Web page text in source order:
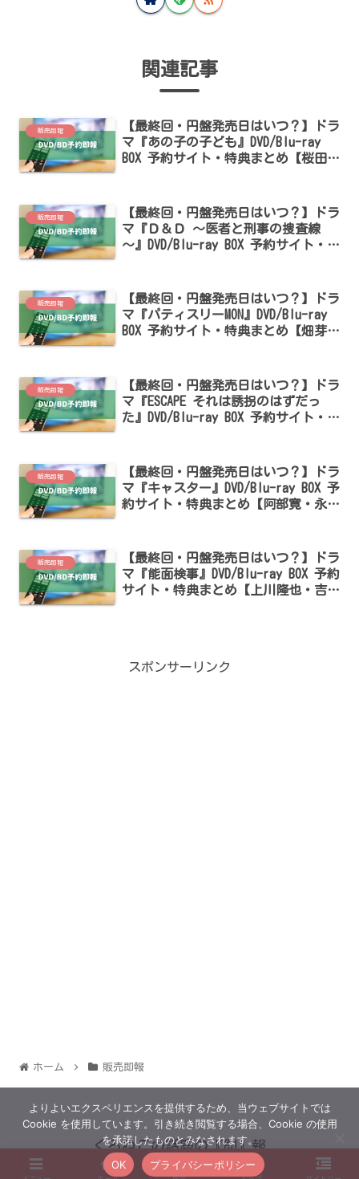
関連記事
販売即報
【最終回・円盤発売日はいつ？】ドラ
マ『あの子の子ども』DVD/Blu-ray
BOX 予約サイト・特典まとめ【桜田ひ
販売即報
【最終回・円盤発売日はいつ？】ドラ
マ『Ｄ＆Ｄ ～医者と刑事の捜査線
～』DVD/Blu-ray BOX 予約サイト・特
販売即報
【最終回・円盤発売日はいつ？】ドラ
マ『パティスリーMON』DVD/Blu-ray
BOX 予約サイト・特典まとめ【畑芽
販売即報
【最終回・円盤発売日はいつ？】ドラ
マ『ESCAPE それは誘拐のはずだっ
た』DVD/Blu-ray BOX 予約サイト・特
販売即報
【最終回・円盤発売日はいつ？】ドラ
マ『キャスター』DVD/Blu-ray BOX 予
約サイト・特典まとめ【阿部寛・永野
販売即報
【最終回・円盤発売日はいつ？】ドラ
マ『能面検事』DVD/Blu-ray BOX 予約
サイト・特典まとめ【上川隆也・吉谷
スポンサーリンク
ホーム 販売即報
くろねこの話題の『即』報
© 2022 くろねこの話題の『即』報.
よりよいエクスペリエンスを提供するため、当ウェブサイトでは
Cookie を使用しています。引き続き閲覧する場合、Cookie の使用
を承諾したものとみなされます。
OK
プライバシーポリシー